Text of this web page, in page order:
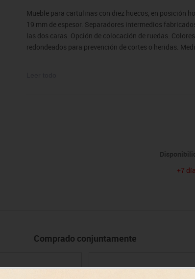
Vex robotics
Otros
Mueble para cartulinas con diez huecos, en posición
19 mm de espesor. Separadores intermedios
las dos caras. Opción de colocación de ruedas.
redondeados para prevención de cortes o heridas.
+7
Comprado conjuntamente